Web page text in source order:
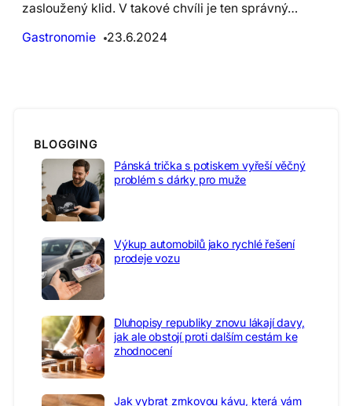
zasloužený klid. V takové chvíli je ten správný…
Gastronomie
23.6.2024
BLOGGING
Pánská trička s potiskem vyřeší věčný
problém s dárky pro muže
Výkup automobilů jako rychlé řešení
prodeje vozu
Dluhopisy republiky znovu lákají davy,
jak ale obstojí proti dalším cestám ke
zhodnocení
Jak vybrat zrnkovou kávu, která vám